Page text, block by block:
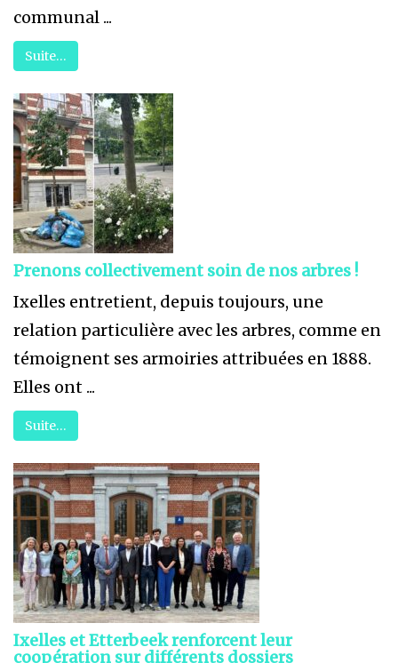
communal ...
Suite…
Prenons collectivement soin de nos arbres !
Ixelles entretient, depuis toujours, une
relation particulière avec les arbres, comme en
témoignent ses armoiries attribuées en 1888.
Elles ont ...
Suite…
Ixelles et Etterbeek renforcent leur
coopération sur différents dossiers